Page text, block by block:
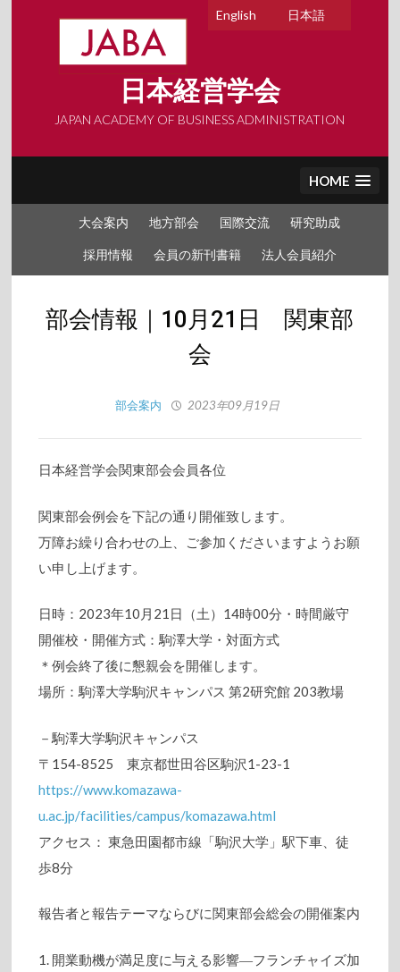
日本語
English
日本経営学会
JAPAN ACADEMY OF BUSINESS ADMINISTRATION
HOME
大会案内 地方部会 国際交流 研究助成
採用情報 会員の新刊書籍 法人会員紹介
部会情報｜10月21日 関東部
会
部会案内 2023年09月19日
日本経営学会関東部会会員各位
関東部会例会を下記の通り開催致します。
万障お繰り合わせの上、ご参加くださいますようお願
い申し上げます。
日時：2023年10月21日（土）14時00分・時間厳守
開催校・開催方式：駒澤大学・対面方式
＊例会終了後に懇親会を開催します。
場所：駒澤大学駒沢キャンパス 第2研究館 203教場
－駒澤大学駒沢キャンパス
〒154-8525 東京都世田谷区駒沢1-23-1
https://www.komazawa-
u.ac.jp/facilities/campus/komazawa.html
アクセス： 東急田園都市線「駒沢大学」駅下車、徒
歩8分
報告者と報告テーマならびに関東部会総会の開催案内
1. 開業動機が満足度に与える影響―フランチャイズ加